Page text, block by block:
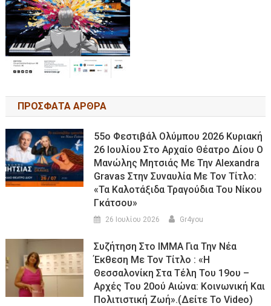
ΠΡΟΣΦΑΤΑ ΑΡΘΡΑ
55ο Φεστιβάλ Ολύμπου 2026 Κυριακή
26 Ιουλίου Στο Αρχαίο Θέατρο Δίου Ο
Μανώλης Μητσιάς Με Την Alexandra
Gravas Στην Συναυλία Με Τον Τίτλο:
«τα Καλοτάξιδα Τραγούδια Του Νίκου
Γκάτσου»
26 Ιουλίου 2026 Gr4you
Συζήτηση Στο ΙΜΜΑ Για Την Νέα
Έκθεση Με Τον Τίτλο : «Η
Θεσσαλονίκη Στα Τέλη Του 19ου –
Αρχές Του 20ού Αιώνα: Κοινωνική Και
Πολιτιστική Ζωή».(Δείτε Το Video)